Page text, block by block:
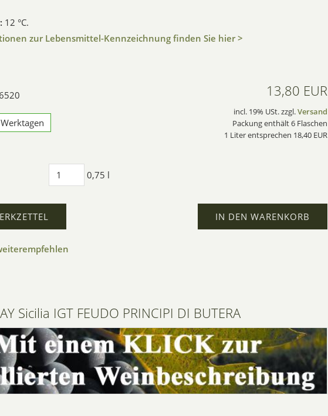
12 °C.
zur Lebensmittel-Kennzeichnung finden Sie hier >
13,80 EUR
incl. 19% USt. zzgl.Versand
Packung enthält 6 Flaschen
1 Liter entsprechen 18,40 EUR
0,75 l
IN DEN WARENKORB
Sicilia IGT FEUDO PRINCIPI DI BUTERA